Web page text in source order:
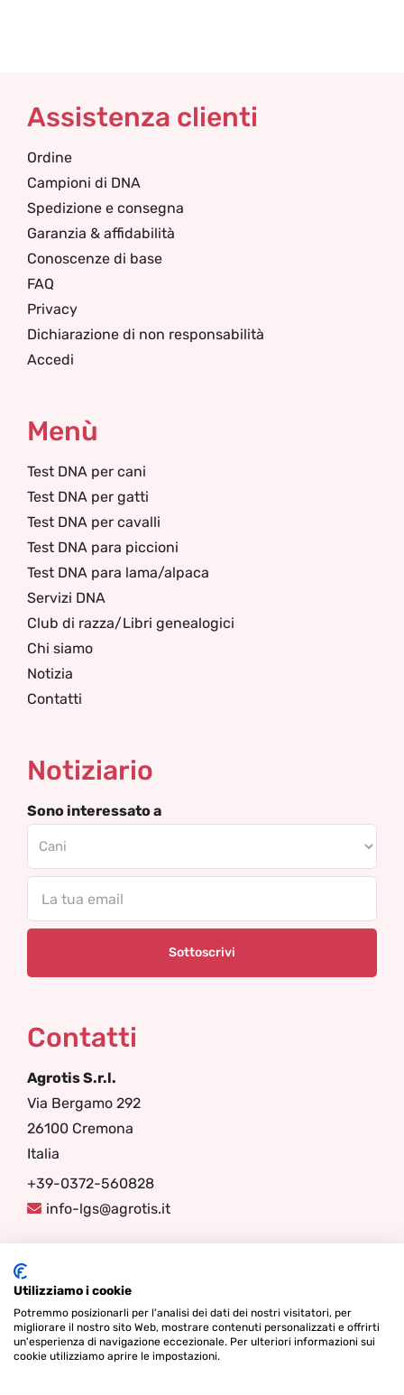
Assistenza clienti
Ordine
Campioni di DNA
Spedizione e consegna
Garanzia & affidabilità
Conoscenze di base
FAQ
Privacy
Dichiarazione di non responsabilità
Accedi
Menù
Test DNA per cani
Test DNA per gatti
Test DNA per cavalli
Test DNA para piccioni
Test DNA para lama/alpaca
Servizi DNA
Club di razza/Libri genealogici
Chi siamo
Notizia
Contatti
Notiziario
Sono interessato a
Contatti
Agrotis S.r.l.
Via Bergamo 292
26100 Cremona
Italia
+39-0372-560828
info-lgs@agrotis.it
Seguici
Utilizziamo i cookie
Potremmo posizionarli per l'analisi dei dati dei nostri visitatori, per
migliorare il nostro sito Web, mostrare contenuti personalizzati e offrirti
un'esperienza di navigazione eccezionale. Per ulteriori informazioni sui
cookie utilizziamo aprire le impostazioni.